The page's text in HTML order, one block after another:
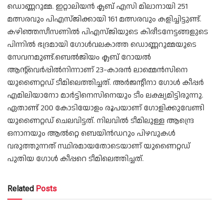
ഡൊണ്ണറുമ്മ. ഇറ്റാലിയൻ ക്ലബ് എസി മിലാനായി 251
മത്സരവും പിഎസ്ജിക്കായി 161 മത്സരവും കളിച്ചിട്ടുണ്ട്.
കഴിഞ്ഞസീസണിൽ പിഎസ്ജിയുടെ കിരീടനേട്ടങ്ങളുടെ
പിന്നിൽ ഭദ്രമായി ഗോൾവലകാത്ത ഡൊണ്ണറുമ്മയുടെ
സേവനമുണ്ട്.ബെൽജിയം ക്ലബ് റോയൽ
ആന്റ്‌വെർപ്പിൽനിന്നാണ് 23-കാരൻ ലാമ്മെൻസിനെ
യുണൈറ്റഡ് ടീമിലെത്തിച്ചത്. അർജന്റീനാ ഗോൾ കീപ്പർ
എമിലിയാനോ മാർട്ടിനെസിനെയും ടീം ലക്ഷ്യമിട്ടിരുന്നു.
ഏതാണ്ട് 200 കോടിയോളം രൂപയാണ് ഗോളിക്കുവേണ്ടി
യുണൈറ്റഡ് ചെലവിട്ടത്. നിലവിൽ ടീമിലുള്ള ആന്ദ്രെ
ഒനാനയും ആൽറ്റെ ബെയിൻഡറും പിഴവുകൾ
വരുത്തുന്നത് സ്ഥിരമായതോടെയാണ് യുണൈറ്റഡ്
പുതിയ ഗോൾ കീപ്പറെ ടീമിലെത്തിച്ചത്.
Related Posts